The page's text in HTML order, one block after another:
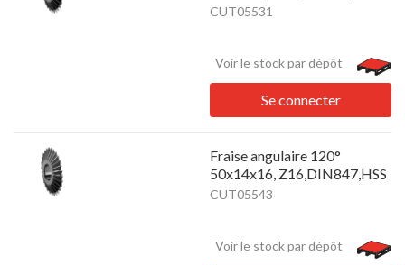
CUT05531
Voir le stock par dépôt
Se connecter
Fraise angulaire 120°
50x14x16, Z16,DIN847,HSS
CUT05543
Voir le stock par dépôt